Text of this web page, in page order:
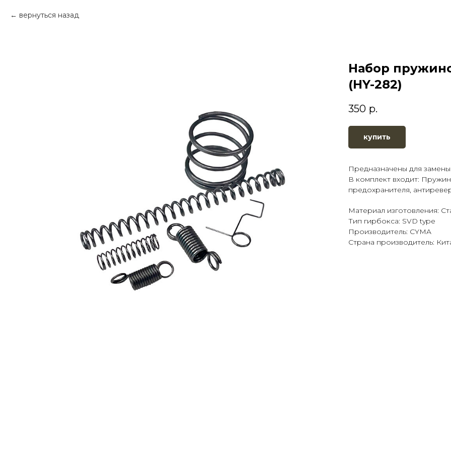
вернуться назад
Набор
(HY-282)
350 р.
купить
Предназначены для
В комплект входит:
предохранителя,
Материал изготовления:
Тип гирбокса: SVD type
Производитель: CYMA
Страна производитель: